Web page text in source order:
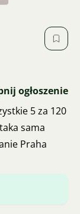
ogłoszenie
5 za 120
sama
Praha